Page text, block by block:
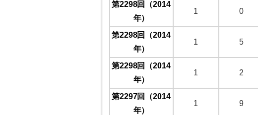
第2298回（2014
年）
1 0
第2298回（2014
年）
1 5
第2298回（2014
年）
1 2
第2297回（2014
年）
1 9